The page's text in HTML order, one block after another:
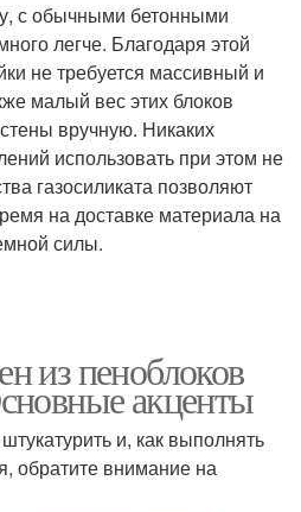
с обычными бетонными
легче. Благодаря этой
не требуется массивный и
малый вес этих блоков
вручную. Никаких
использовать при этом не
газосиликата позволяют
на доставке материала на
силы.
из пеноблоков
акценты
и, как выполнять
обратите внимание на